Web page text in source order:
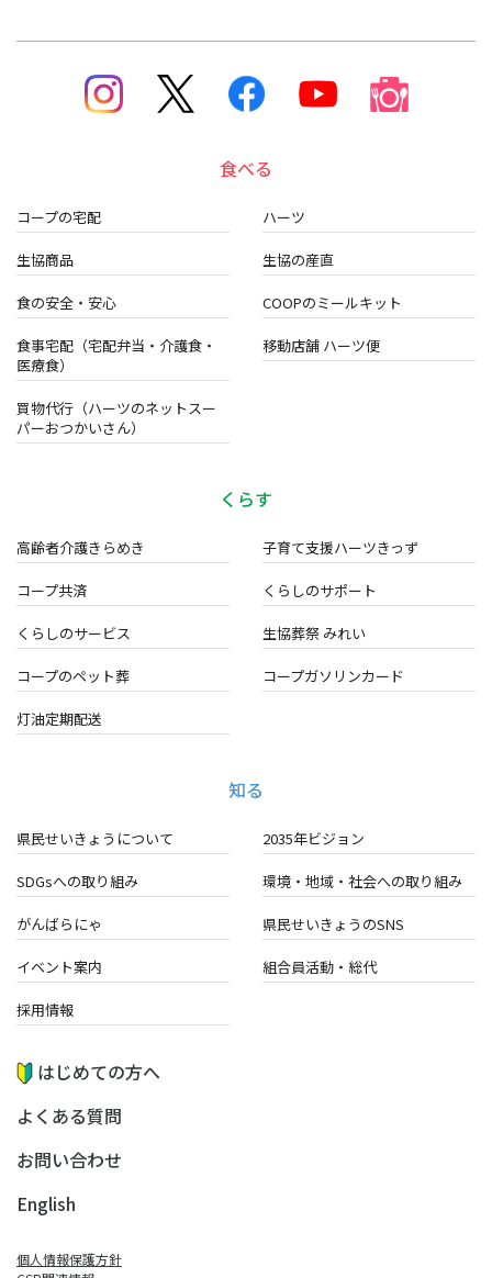
食べる
コープの宅配 ハーツ
生協商品 生協の産直
食の安全・安心 COOPのミールキット
食事宅配（宅配弁当・介護食・
医療食）
移動店舗 ハーツ便
買物代行（ハーツのネットスー
パーおつかいさん）
くらす
高齢者介護きらめき 子育て支援ハーツきっず
コープ共済 くらしのサポート
くらしのサービス 生協葬祭 みれい
コープのペット葬 コープガソリンカード
灯油定期配送
知る
県民せいきょうについて 2035年ビジョン
SDGsへの取り組み 環境・地域・ 社会への取り組み
がんばらにゃ 県民せいきょうのSNS
イベント案内 組合員活動・総代
採用情報
はじめての方へ
よくある質問
お問い合わせ
English
個人情報保護方針